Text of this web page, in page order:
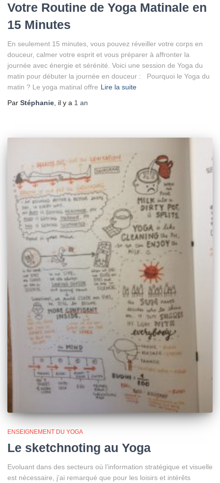
Votre Routine de Yoga Matinale en
15 Minutes
En seulement 15 minutes, vous pouvez réveiller votre corps en
douceur, calmer votre esprit et vous préparer à affronter la
journée avec énergie et sérénité. Voici une session de Yoga du
matin pour débuter la journée en douceur : Pourquoi le Yoga du
matin ? Le yoga matinal offre Lire la suite
Par Stéphanie, il y a 1 an
ENSEIGNEMENT DU YOGA
Le sketchnoting au Yoga
Evoluant dans des secteurs où l’information stratégique et visuelle
est nécessaire, j’ai remarqué que pour les loisirs et intérêts